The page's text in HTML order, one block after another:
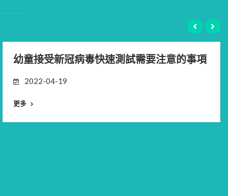
幼童接受新冠病毒快速測試需要注意的事項
2022-04-19
更多